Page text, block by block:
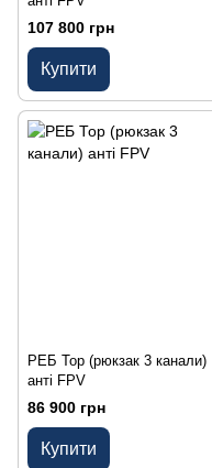
107 800 грн
Купити
РЕБ Тор (рюкзак 3 канали)
анті FPV
86 900 грн
Купити